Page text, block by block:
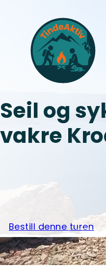
Seil og
vakre
Bestill denne turen